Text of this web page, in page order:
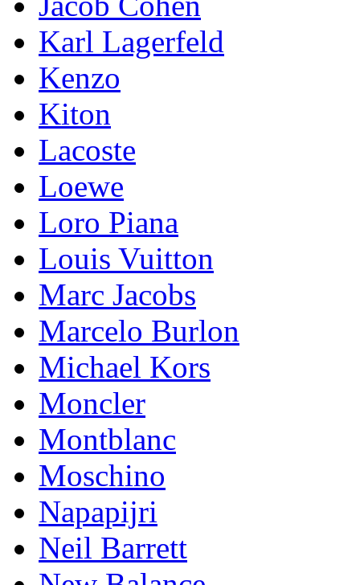
Karl Lagerfeld
Kenzo
Kiton
Lacoste
Loewe
Loro Piana
Lоuis Vuittоn
Marc Jacobs
Marcelo Burlon
Michael Kors
Mоnсlеr
Montblanc
Moschino
Napapijri
Neil Barrett